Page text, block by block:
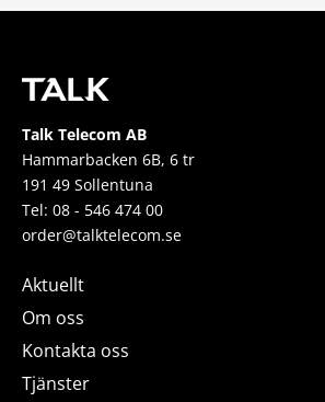
Talk Telecom AB
Hammarbacken 6B, 6 tr
191 49 Sollentuna
Tel: 08 - 546 474 00
order@talktelecom.se
Aktuellt
Om oss
Kontakta oss
Tjänster